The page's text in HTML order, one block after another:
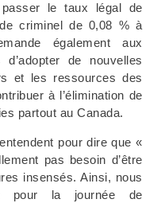
le taux légal de
criminel de 0,08 % à
également aux
de nouvelles
et les ressources des
à l’élimination de
partout au Canada.
pour dire que «
pas besoin d’être
insensés. Ainsi, nous
pour la journée de